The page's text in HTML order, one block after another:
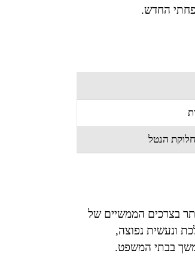
החדש.
הנטל
בצרכים הממשיים של
ונעשית נפוצה,
בבתי המשפט.